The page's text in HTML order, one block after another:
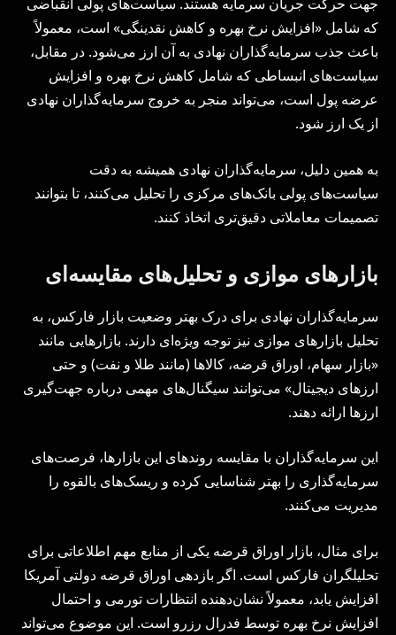
که شامل «افزایش نرخ بهره و کاهش نقدینگی» است، معمولاً
باعث جذب سرمایه‌گذاران نهادی به آن ارز می‌شود. در مقابل،
سیاست‌های انبساطی که شامل کاهش نرخ بهره و افزایش
عرضه پول است، می‌تواند منجر به خروج سرمایه‌گذاران نهادی
از یک ارز شود.
به همین دلیل، سرمایه‌گذاران نهادی همیشه به دقت
سیاست‌های پولی بانک‌های مرکزی را تحلیل می‌کنند، تا بتوانند
تصمیمات معاملاتی دقیق‌تری اتخاذ کنند.
بازارهای موازی و تحلیل‌های مقایسه‌ای
سرمایه‌گذاران نهادی برای درک بهتر وضعیت بازار فارکس، به
تحلیل بازارهای موازی نیز توجه ویژه‌ای دارند. بازارهایی مانند
«بازار سهام، اوراق قرضه، کالاها (مانند طلا و نفت) و حتی
ارزهای دیجیتال» می‌توانند سیگنال‌های مهمی درباره جهت‌گیری
ارزها ارائه دهند.
این سرمایه‌گذاران با مقایسه روندهای این بازارها، فرصت‌های
سرمایه‌گذاری را بهتر شناسایی کرده و ریسک‌های بالقوه را
مدیریت می‌کنند.
برای مثال، بازار اوراق قرضه یکی از منابع مهم اطلاعاتی برای
تحلیلگران فارکس است. اگر بازدهی اوراق قرضه دولتی آمریکا
افزایش یابد، معمولاً نشان‌دهنده انتظارات تورمی و احتمال
افزایش نرخ بهره توسط فدرال رزرو است. این موضوع می‌تواند